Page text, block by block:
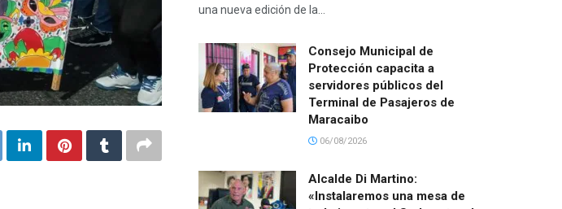
una nueva edición de la...
Consejo Municipal de
Protección capacita a
servidores públicos del
Terminal de Pasajeros de
Maracaibo
06/08/2026
Alcalde Di Martino:
«Instalaremos una mesa de